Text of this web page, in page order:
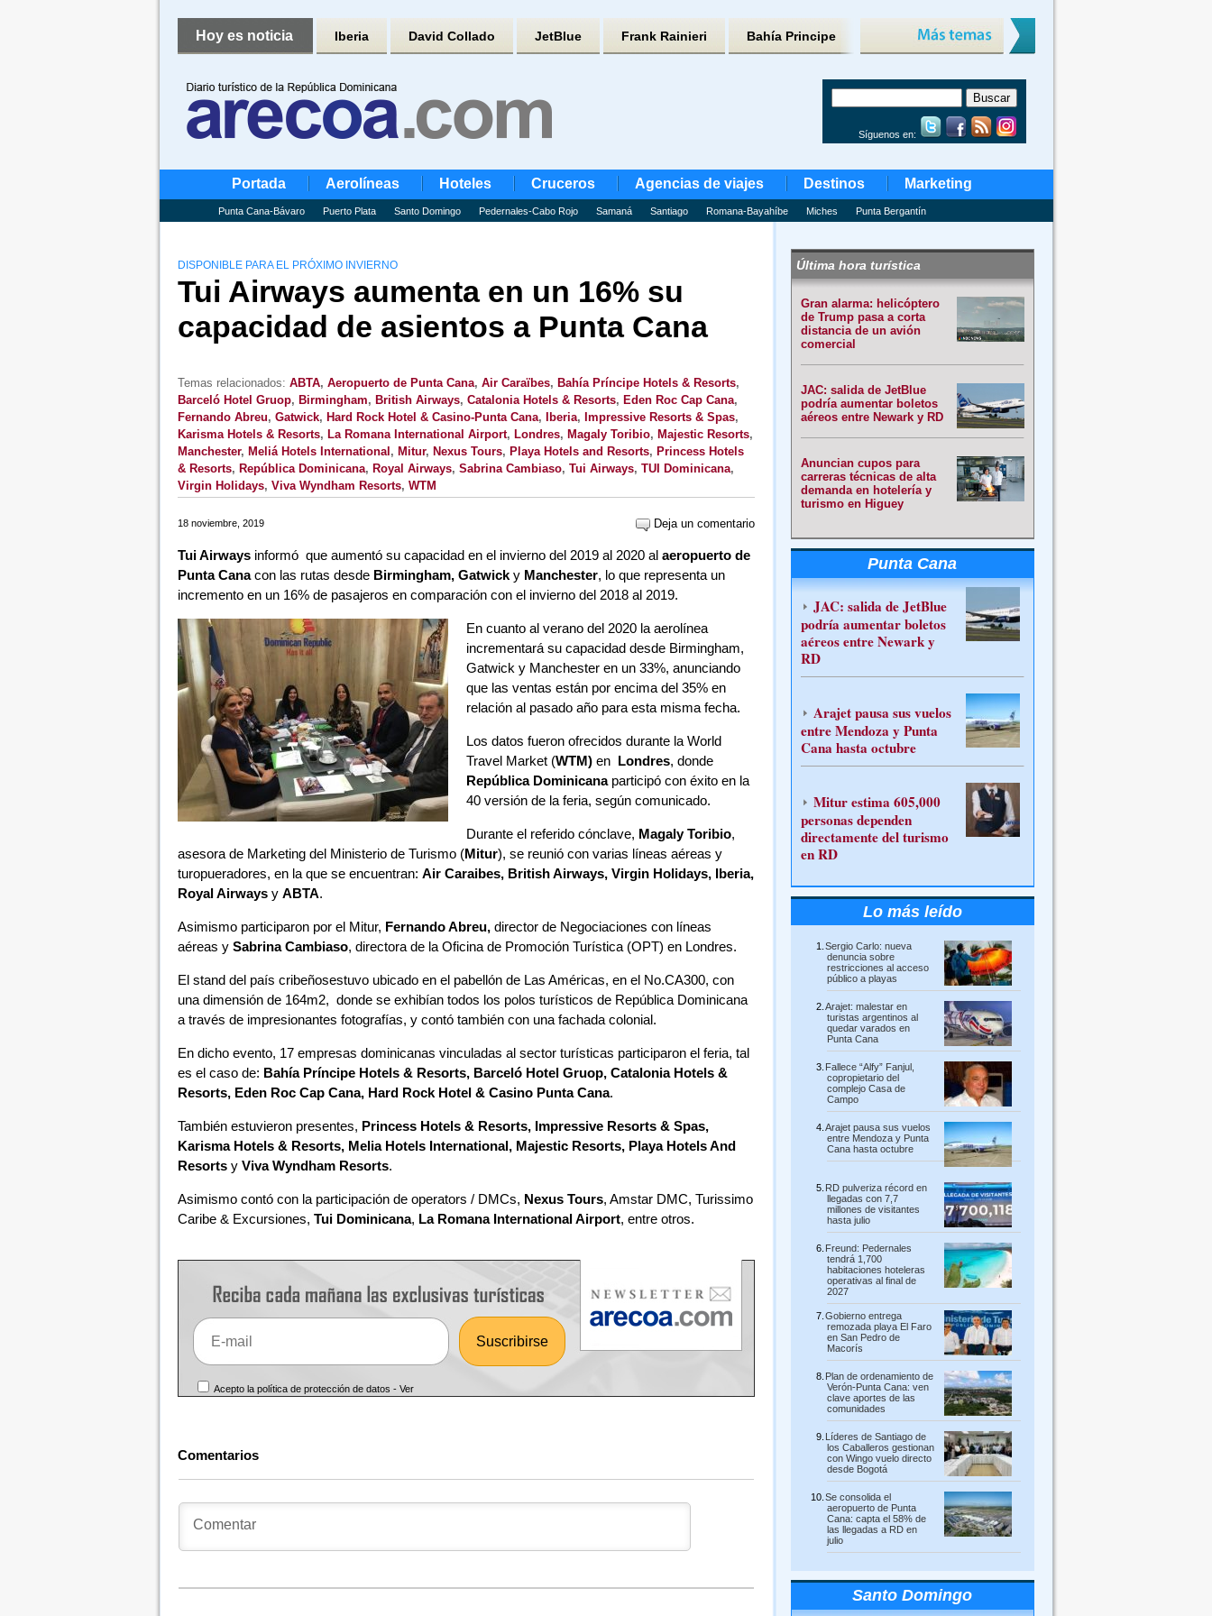
Hoy es noticia Iberia David Collado JetBlue Frank Rainieri Bahía Principe
Síguenos en:
Portada Aerolíneas Hoteles Cruceros Agencias de viajes Destinos Marketing
Punta Cana-Bávaro Puerto Plata Santo Domingo Pedernales-Cabo Rojo Samaná Santiago Romana-Bayahíbe Miches Punta Bergantín
DISPONIBLE PARA EL PRÓXIMO INVIERNO
Tui Airways aumenta en un 16% su
capacidad de asientos a Punta Cana
Temas relacionados: ABTA, Aeropuerto de Punta Cana, Air Caraïbes, Bahía Príncipe Hotels & Resorts,
Barceló Hotel Gruop, Birmingham, British Airways, Catalonia Hotels & Resorts, Eden Roc Cap Cana,
Fernando Abreu, Gatwick, Hard Rock Hotel & Casino-Punta Cana, Iberia, Impressive Resorts & Spas,
Karisma Hotels & Resorts, La Romana International Airport, Londres, Magaly Toribio, Majestic Resorts,
Manchester, Meliá Hotels International , Mitur, Nexus Tours, Playa Hotels and Resorts, Princess Hotels
& Resorts, República Dominicana, Royal Airways, Sabrina Cambiaso, Tui Airways, TUI Dominicana,
Virgin Holidays, Viva Wyndham Resorts, WTM
18 noviembre, 2019 Deja un comentario
Tui Airwaysinformó que aumentó su capacidad en el invierno del 2019 al 2020 al aeropuerto de
Punta Canacon las rutas desde Birmingham, Gatwicky Manchester, lo que representa un
incremento en un 16% de pasajeros en comparación con el invierno del 2018 al 2019.
En cuanto al verano del 2020 la aerolínea
incrementará su capacidad desde Birmingham,
Gatwick y Manchester en un 33%, anunciando
que las ventas están por encima del 35% en
relación al pasado año para esta misma fecha.
Los datos fueron ofrecidos durante la World
Travel Market (WTM) en Londres, donde
República Dominicanaparticipó con éxito en la
40 versión de la feria, según comunicado.
Durante el referido cónclave, Magaly Toribio,
asesora de Marketing del Ministerio de Turismo (Mitur), se reunió con varias líneas aéreas y
turopueradores, en la que se encuentran: Air Caraibes, British Airways, Virgin Holidays, Iberia,
Royal Airwaysy ABTA.
Asimismo participaron por el Mitur, Fernando Abreu,director de Negociaciones con líneas
aéreas y Sabrina Cambiaso, directora de la Oficina de Promoción Turística (OPT) en Londres.
El stand del país cribeñosestuvo ubicado en el pabellón de Las Américas, en el No.CA300, con
una dimensión de 164m2, donde se exhibían todos los polos turísticos de República Dominicana
a través de impresionantes fotografías, y contó también con una fachada colonial.
En dicho evento, 17 empresas dominicanas vinculadas al sector turísticas participaron el feria, tal
es el caso de: Bahía Príncipe Hotels & Resorts, Barceló Hotel Gruop, Catalonia Hotels &
Resorts, Eden Roc Cap Cana, Hard Rock Hotel & Casino Punta Cana.
También estuvieron presentes, Princess Hotels & Resorts, Impressive Resorts & Spas,
Karisma Hotels & Resorts, Melia Hotels International, Majestic Resorts, Playa Hotels And
Resorts y Viva Wyndham Resorts.
Asimismo contó con la participación de operators / DMCs, Nexus Tours, Amstar DMC, Turissimo
Caribe & Excursiones, Tui Dominicana, La Romana International Airport, entre otros.
Acepto la política de protección de datos -Ver
Comentarios
Última hora turística
Gran alarma: helicóptero
de Trump pasa a corta
distancia de un avión
comercial
JAC: salida de JetBlue
podría aumentar boletos
aéreos entre Newark y RD
Anuncian cupos para
carreras técnicas de alta
demanda en hotelería y
turismo en Higuey
Punta Cana
JAC: salida de JetBlue
podría aumentar boletos
aéreos entre Newark y
RD
Arajet pausa sus vuelos
entre Mendoza y Punta
Cana hasta octubre
Mitur estima 605,000
personas dependen
directamente del turismo
en RD
Lo más leído
Sergio Carlo: nueva
denuncia sobre
restricciones al acceso
público a playas
Arajet: malestar en
turistas argentinos al
quedar varados en
Punta Cana
Fallece “Alfy” Fanjul,
copropietario del
complejo Casa de
Campo
Arajet pausa sus vuelos
entre Mendoza y Punta
Cana hasta octubre
RD pulveriza récord en
llegadas con 7,7
millones de visitantes
hasta julio
Freund: Pedernales
tendrá 1,700
habitaciones hoteleras
operativas al final de
2027
Gobierno entrega
remozada playa El Faro
en San Pedro de
Macorís
Plan de ordenamiento de
Verón-Punta Cana: ven
clave aportes de las
comunidades
Líderes de Santiago de
los Caballeros gestionan
con Wingo vuelo directo
desde Bogotá
Se consolida el
aeropuerto de Punta
Cana: capta el 58% de
las llegadas a RD en
julio
Santo Domingo